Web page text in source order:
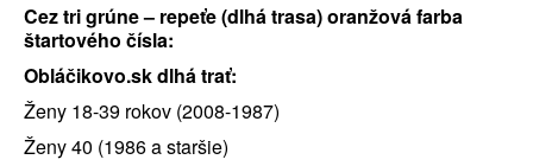
Cez tri grúne – repeťe (dlhá trasa) oranžová farba
štartového čísla:
Obláčikovo.sk dlhá trať:
Ženy 18-39 rokov (2008-1987)
Ženy 40 (1986 a staršie)